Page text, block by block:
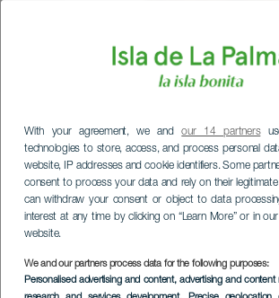
With your agreement, we andour 14 partners
technologies to store, access, and process personal
website, IP addresses and cookie identifiers. Some
consent to process your data and rely on their
can withdraw your consent or object to data
interest at any time by clicking on “Learn More” or in
website.
We and our partners process data for the following purposes:
Personalised advertising and content, advertising and